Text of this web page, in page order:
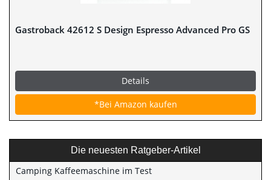
Gastroback 42612 S Design Espresso Advanced Pro GS
Details
*Bei Amazon kaufen
Die neuesten Ratgeber-Artikel
Camping Kaffeemaschine im Test